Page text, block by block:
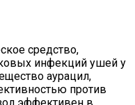
средство,
инфекций ушей у
аурацил,
против